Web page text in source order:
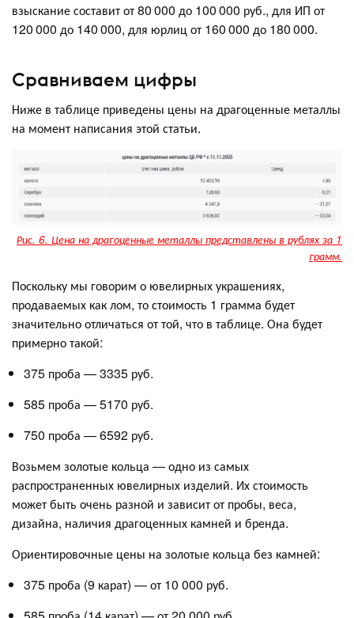
взыскание составит от 80 000 до 100 000 руб., для ИП от
120 000 до 140 000, для юрлиц от 160 000 до 180 000.
Сравниваем цифры
Ниже в таблице приведены цены на драгоценные металлы
на момент написания этой статьи.
Рис. 6. Цена на драгоценные металлы представлены в рублях за 1
грамм.
Поскольку мы говорим о ювелирных украшениях,
продаваемых как лом, то стоимость 1 грамма будет
значительно отличаться от той, что в таблице. Она будет
примерно такой:
375 проба — 3335 руб.
585 проба — 5170 руб.
750 проба — 6592 руб.
Возьмем золотые кольца — одно из самых
распространенных ювелирных изделий. Их стоимость
может быть очень разной и зависит от пробы, веса,
дизайна, наличия драгоценных камней и бренда.
Ориентировочные цены на золотые кольца без камней:
375 проба (9 карат) — от 10 000 руб.